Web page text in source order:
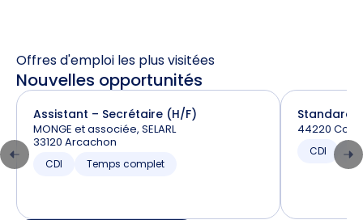
Offres d'emploi les plus visitées
Nouvelles opportunités
Assistant – Secrétaire (H/F)
MONGE et associée, SELARL
33120 Arcachon
CDI Temps complet
44220
CDI